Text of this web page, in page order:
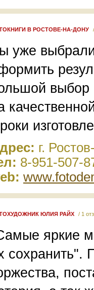
В РОСТОВЕ-НА-ДОНУ
уже
выбор
г.
8-951-507-
ЮЛИЯ РАЙХ / 1
яркие
сохранить".